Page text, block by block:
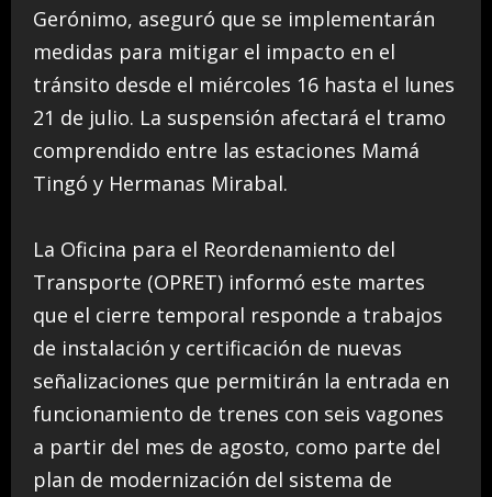
Gerónimo, aseguró que se implementarán
medidas para mitigar el impacto en el
tránsito desde el miércoles 16 hasta el lunes
21 de julio. La suspensión afectará el tramo
comprendido entre las estaciones Mamá
Tingó y Hermanas Mirabal.
La Oficina para el Reordenamiento del
Transporte (OPRET) informó este martes
que el cierre temporal responde a trabajos
de instalación y certificación de nuevas
señalizaciones que permitirán la entrada en
funcionamiento de trenes con seis vagones
a partir del mes de agosto, como parte del
plan de modernización del sistema de